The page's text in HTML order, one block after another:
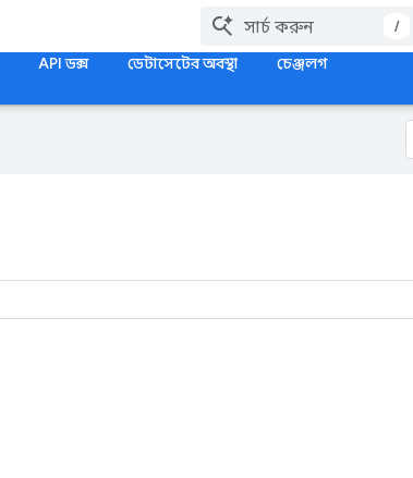
/
API ডক্স ডেটাসেটের অবস্থা চেঞ্জলগ